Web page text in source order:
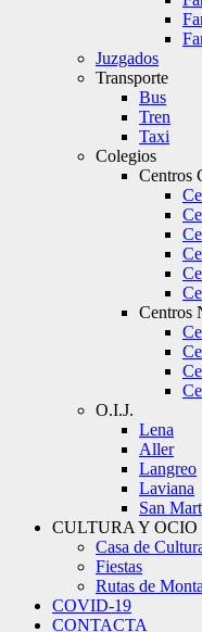
Juzgados
Transporte
Bus
Tren
Taxi
Colegios
Centros
Centros
O.I.J.
Lena
Aller
Langreo
Laviana
San
CULTURA Y OCIO
Casa de
Fiestas
Rutas de
COVID-19
CONTACTA